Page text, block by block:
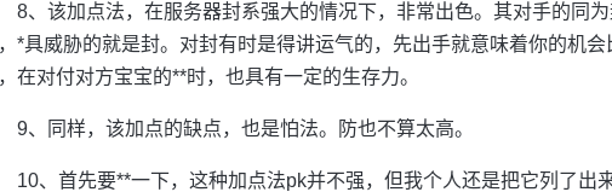
8、该加点法，在服务器封系强大的情况下，非常出色。其对手的同
*具威胁的就是封。对封有时是得讲运气的，先出手就意味着你的机
在对付对方宝宝的**时，也具有一定的生存力。
9、同样，该加点的缺点，也是怕法。防也不算太高。
10、首先要**一下，这种加点法pk并不强，但我个人还是把它列了出